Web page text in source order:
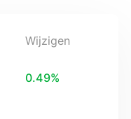
Wijzigen
0.49%